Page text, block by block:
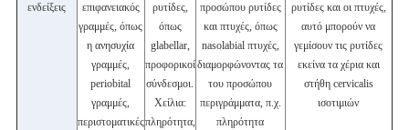
ενδείξεις
επιφανειακός
γραμμές, όπως
η ανησυχία
γραμμές,
periobital
γραμμές,
περιστοματικές
ρυτίδες,
όπως
glabellar,
προφορικοί
σύνδεσμοι.
Χείλια:
πληρότητα,
προσώπου ρυτίδες
και πτυχές, όπως
nasolabial πτυχές,
διαμορφώνοντας τα
του προσώπου
περιγράμματα, π.χ.
πληρότητα
ρυτίδες και οι πτυχές,
αυτό μπορούν να
γεμίσουν τις ρυτίδες
εκείνα τα χέρια και
στήθη cervicalis
ισοτιμιών